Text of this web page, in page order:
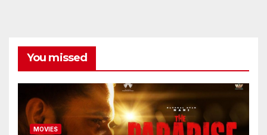
You missed
MOVIES